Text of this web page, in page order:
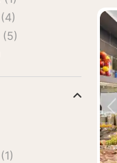
(4)
(5)
(1)